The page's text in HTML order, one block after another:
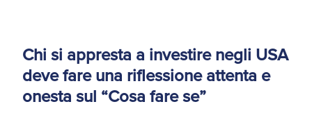
Chi si appresta a investire negli USA
deve fare una riflessione attenta e
onesta sul “Cosa fare se”